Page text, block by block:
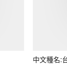
中文種名: